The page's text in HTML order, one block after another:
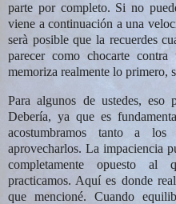
parte por completo. Si no
viene a continuación a una
serà posible que la recuerdes
parecer como chocarte
memoriza realmente lo primero,
Para algunos de ustedes, eso
Debería, ya que es
acostumbramos tanto a los
aprovecharlos. La impaciencia
completamente opuesto al
practicamos. Aquí es donde
que mencioné. Cuando